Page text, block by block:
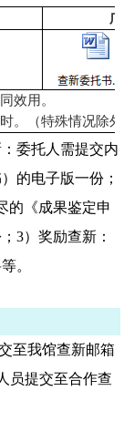
广
效用。
。 （特殊情况除外
委托人需提交内
） 的电子版一份；
的《成果鉴定申
3）奖励查新：
。
至我馆查新邮箱
员提交至合作查